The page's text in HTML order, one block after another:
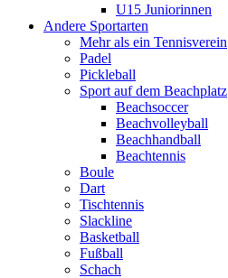
U15 Juniorinnen
Andere Sportarten
Mehr als ein Tennisverein
Padel
Pickleball
Sport auf dem Beachplatz
Beachsoccer
Beachvolleyball
Beachhandball
Beachtennis
Boule
Dart
Tischtennis
Slackline
Basketball
Fußball
Schach